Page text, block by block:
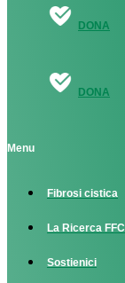
DONA
DONA
Menu
Fibrosi cistica
La Ricerca FFC
Sostienici